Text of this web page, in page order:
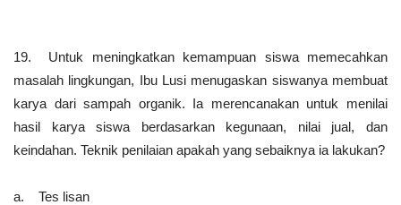
19. Untuk meningkatkan kemampuan siswa memecahkan
masalah lingkungan, Ibu Lusi menugaskan siswanya membuat
karya dari sampah organik. Ia merencanakan untuk menilai
hasil karya siswa berdasarkan kegunaan, nilai jual, dan
keindahan. Teknik penilaian apakah yang sebaiknya ia lakukan?
a. Tes lisan